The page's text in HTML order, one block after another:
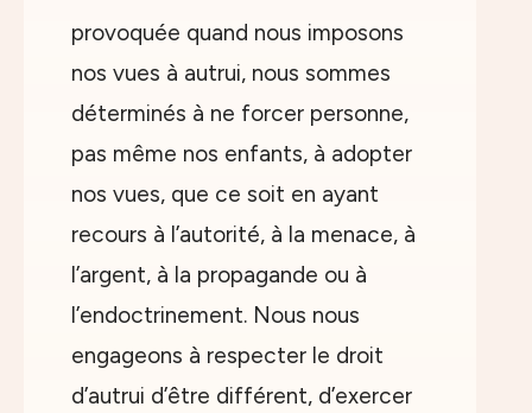
provoquée quand nous imposons
nos vues à autrui, nous sommes
déterminés à ne forcer personne,
pas même nos enfants, à adopter
nos vues, que ce soit en ayant
recours à l’autorité, à la menace, à
l’argent, à la propagande ou à
l’endoctrinement. Nous nous
engageons à respecter le droit
d’autrui d’être différent, d’exercer